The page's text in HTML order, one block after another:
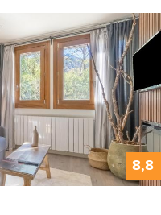
8,8